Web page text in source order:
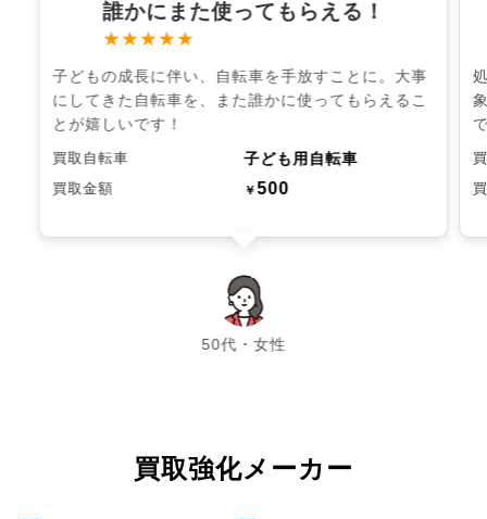
誰かにまた使ってもらえる！
★★★★★
子どもの成長に伴い、自転車を手放すことに。大事
にしてきた自転車を、また誰かに使ってもらえるこ
とが嬉しいです！
買取自転車 子ども用自転車
買取金額 ￥500
50代・女性
chevron_left chevron_right
買取強化メーカー